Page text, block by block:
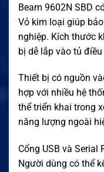
Beam 9602N SBD
Vỏ kim loại giúp
nghiệp. Kích thước
bị dễ lắp vào tủ
Thiết bị có nguồn
hợp với nhiều hệ
thể triển khai trong
năng lượng ngoài
Cổng USB và Serial
Người dùng có thể